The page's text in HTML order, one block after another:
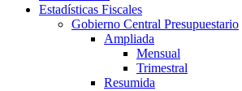
Estadísticas Fiscales
Gobierno Central Presupuestario
Ampliada
Mensual
Trimestral
Resumida